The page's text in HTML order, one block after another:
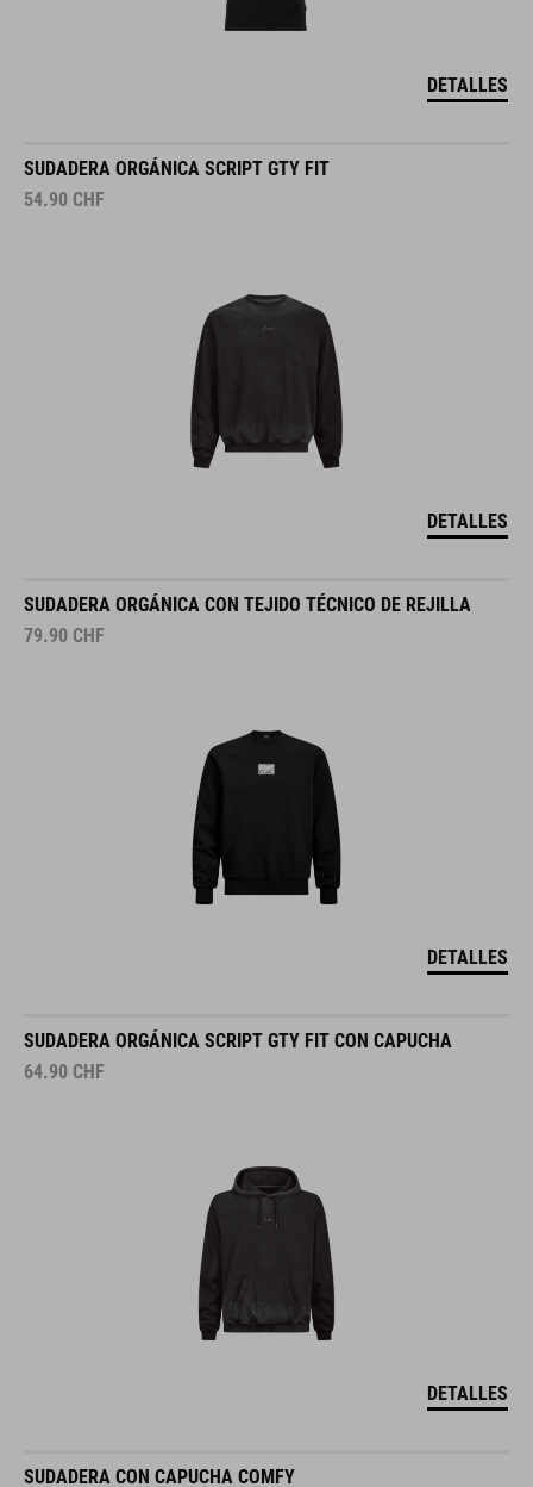
DETALLES
SUDADERA ORGÁNICA SCRIPT GTY FIT
54.90 CHF
DETALLES
SUDADERA ORGÁNICA CON TEJIDO TÉCNICO DE REJILLA
79.90 CHF
DETALLES
SUDADERA ORGÁNICA SCRIPT GTY FIT CON CAPUCHA
64.90 CHF
DETALLES
SUDADERA CON CAPUCHA COMFY